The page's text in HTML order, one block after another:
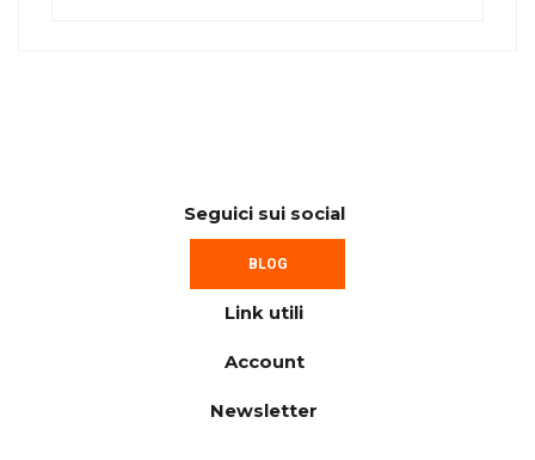
Seguici sui social
BLOG
Link utili
Account
Newsletter